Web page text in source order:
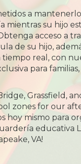
a
mientras su hijo
acceso a
de su hijo,
real, con
para familias,
Grassfield,
zones for our
hoy mismo para
educativa
VA!